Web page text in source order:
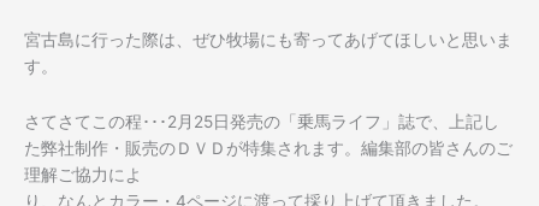
宮古島に行った際は、ぜひ牧場にも寄ってあげてほしいと思いま
す。
さてさてこの程･･･2月25日発売の「乗馬ライフ」誌で、上記し
た弊社制作・販売のＤＶＤが特集されます。編集部の皆さんのご
理解ご協力によ
り、なんとカラー・4ページに渡って採り上げて頂きました。